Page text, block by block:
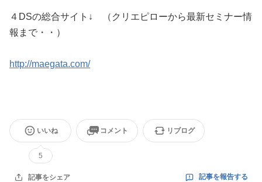
４DSの総合サイト↓ （クリエピローから最新セミナー情
報まで・・）
http://maegata.com/
いいね
5
コメント リブログ
記事をシェア 記事を報告する